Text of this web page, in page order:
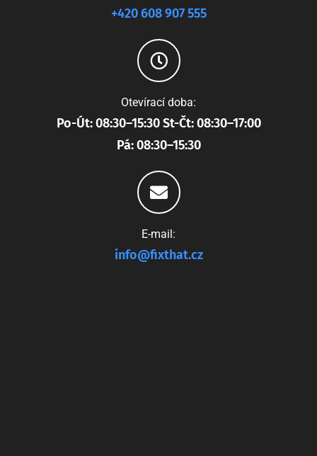
+420 608 907 555
Otevírací doba:
Po-Út: 08:30–15:30 St-Čt: 08:30–17:00
Pá: 08:30–15:30
E-mail:
info@fixthat.cz